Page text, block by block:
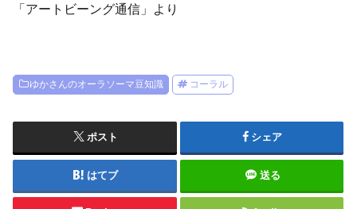
「アートビーング通信」より
ゆかさんのオーラソーマ豆知識 コーラル
ポスト シェア
はてブ 送る